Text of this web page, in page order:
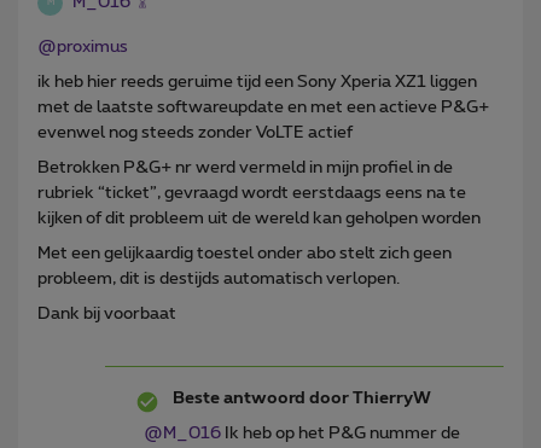
M
@proximus
ik heb hier reeds geruime tijd een Sony Xperia XZ1 liggen
met de laatste softwareupdate en met een actieve P&G+
evenwel nog steeds zonder VoLTE actief
Betrokken P&G+ nr werd vermeld in mijn profiel in de
rubriek “ticket”, gevraagd wordt eerstdaags eens na te
kijken of dit probleem uit de wereld kan geholpen worden
Met een gelijkaardig toestel onder abo stelt zich geen
probleem, dit is destijds automatisch verlopen.
Dank bij voorbaat
Beste antwoord door ThierryW
@M_016 Ik heb op het P&G nummer de